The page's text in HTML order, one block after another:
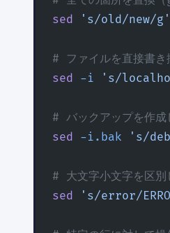
sed 's/old/new/g'
# ファイルを直接書
sed -i 's/
# バックアップを作成
sed -i.bak 's/
# 大文字小文字を区別
sed 's/error/